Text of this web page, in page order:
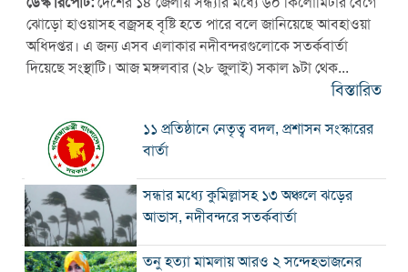
ঝোড়ো হাওয়াসহ বজ্রসহ বৃষ্টি হতে পারে বলে জানিয়েছে আবহাওয়া
অধিদপ্তর। এ জন্য এসব এলাকার নদীবন্দরগুলোকে সতর্কবার্তা
দিয়েছে সংস্থাটি। আজ মঙ্গলবার (২৮ জুলাই) সকাল ৯টা থেক...
বিস্তারিত
১১ প্রতিষ্ঠানে নেতৃত্ব বদল, প্রশাসন সংস্কারের
বার্তা
সন্ধার মধ্যে কুমিল্লাসহ ১৩ অঞ্চলে ঝড়ের
আভাস, নদীবন্দরে সতর্কবার্তা
তনু হত্যা মামলায় আরও ২ সন্দেহভাজনের